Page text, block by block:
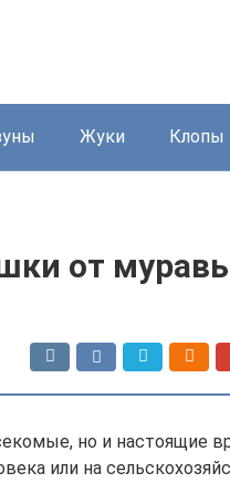
Жуки Клопы
от
но и настоящие
или на